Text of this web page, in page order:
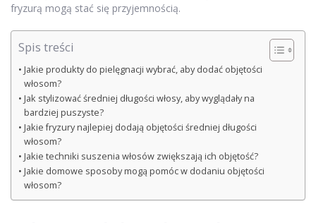
fryzurą mogą stać się przyjemnością.
Spis treści
Jakie produkty do pielęgnacji wybrać, aby dodać objętości
włosom?
Jak stylizować średniej długości włosy, aby wyglądały na
bardziej puszyste?
Jakie fryzury najlepiej dodają objętości średniej długości
włosom?
Jakie techniki suszenia włosów zwiększają ich objętość?
Jakie domowe sposoby mogą pomóc w dodaniu objętości
włosom?